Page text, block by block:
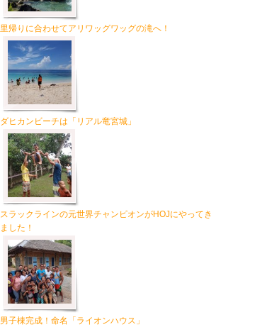
里帰りに合わせてアリワッグワッグの滝へ！
ダヒカンビーチは「リアル竜宮城」
スラックラインの元世界チャンピオンがHOJにやってき
ました！
男子棟完成！命名「ライオンハウス」